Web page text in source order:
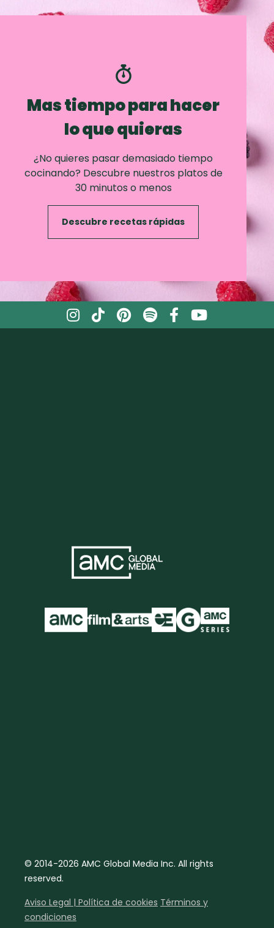
Mas tiempo para hacer
lo que quieras
¿No quieres pasar demasiado tiempo
cocinando? Descubre nuestros platos de
30 minutos o menos
Descubre recetas rápidas
© 2014-2026 AMC Global Media Inc. All rights
reserved.
Aviso Legal | Política de cookies Términos y
condiciones